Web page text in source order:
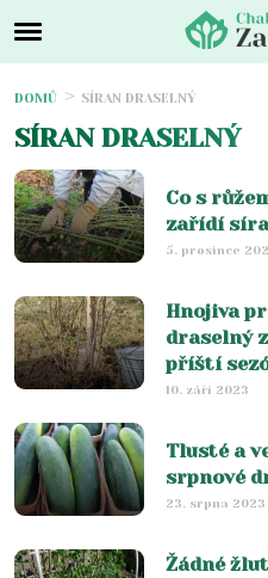
DOMŮ SÍRAN DRASELNÝ
SÍRAN DRASELNÝ
Co s
zařídí
5. prosince
Hnojiva
draselný
příští
10. září 2023
Tlusté a
srpnové
23. srpna 2023
Žádné